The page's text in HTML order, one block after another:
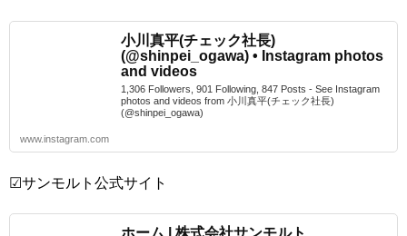
小川真平(チェック社長)
(@shinpei_ogawa) • Instagram photos
and videos
1,306 Followers, 901 Following, 847 Posts - See Instagram
photos and videos from 小川真平(チェック社長)
(@shinpei_ogawa)
www.instagram.com
☑サンモルト公式サイト